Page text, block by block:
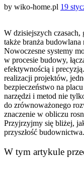
by wiko-home.pl Posted
19
W dzisiejszych czasach,
także branża
Nowoczesne systemy
w procesie budowy,
efektywnością i
realizacji projektów,
bezpieczeństwo na
narzędzi i metod nie
do zrównoważonego
znaczenie w obliczu
Przyjrzyjmy się bliżej,
przyszłość budownictwa.
W tym artykule